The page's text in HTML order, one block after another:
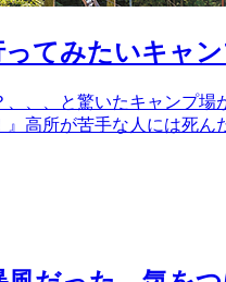
てみたいキャン
、、と驚いたキャンプ場
高所が苦手な人には死